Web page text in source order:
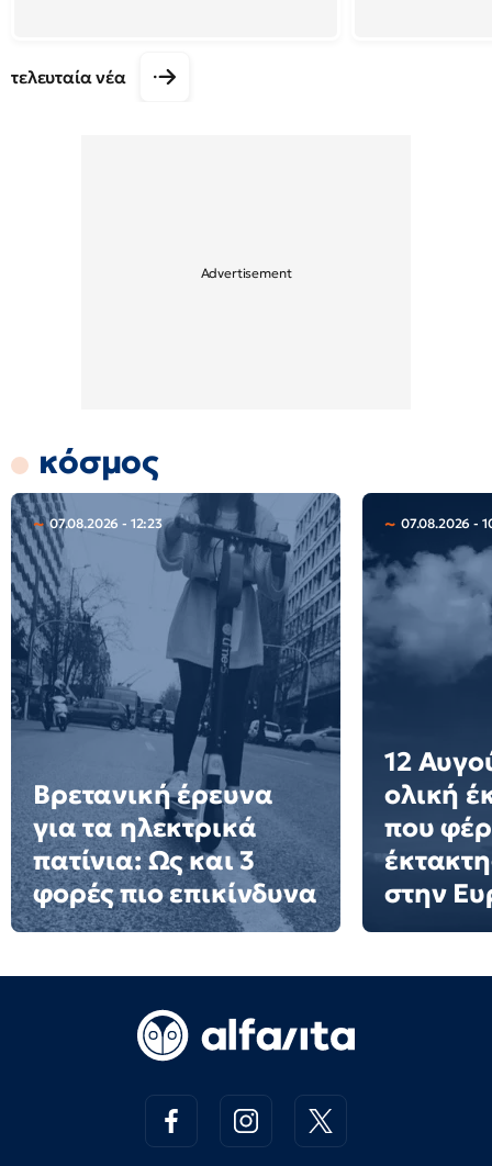
τελευταία νέα
κόσμος
07.08.2026 - 12:23
Βρετανική έρευνα
για τα ηλεκτρικά
πατίνια: Ως και 3
φορές πιο επικίνδυνα
07.08.2026 -
12
ολική
που
στην